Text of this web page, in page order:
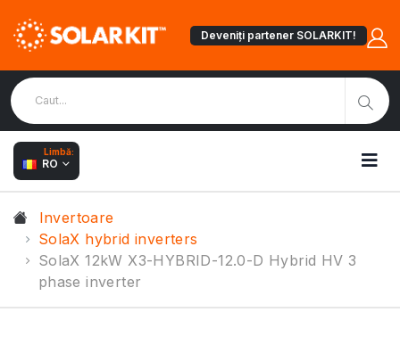
Deveniți partener SOLARKIT!
Limbă:
RO
Invertoare
SolaX hybrid inverters
SolaX 12kW X3-HYBRID-12.0-D Hybrid HV 3
phase inverter